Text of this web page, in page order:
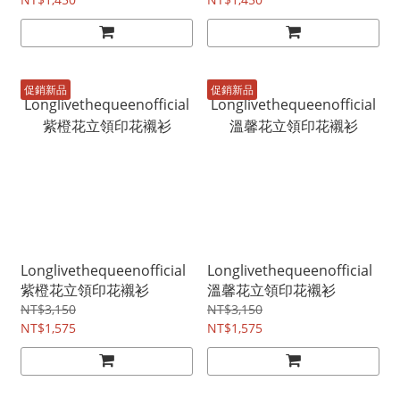
促銷新品
Longlivethequeenofficial
紫橙花立領印花襯衫
NT$3,150
NT$1,575
促銷新品
Longlivethequeenofficial
溫馨花立領印花襯衫
NT$3,150
NT$1,575